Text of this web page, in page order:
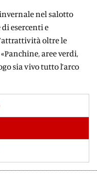
nel salotto
esercenti e
oltre le
aree verdi,
sia vivo tutto l’arco